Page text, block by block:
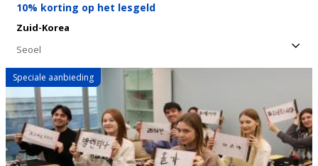
10% korting op het lesgeld
Zuid-Korea
Seoel
Speciale aanbieding